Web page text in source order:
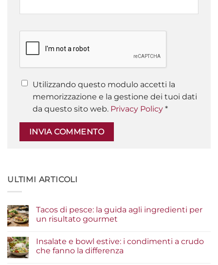
Utilizzando questo modulo accetti la
memorizzazione e la gestione dei tuoi dati
da questo sito web. Privacy Policy *
ULTIMI ARTICOLI
Tacos di pesce: la guida agli ingredienti per
un risultato gourmet
su
Tacos
di
Insalate e bowl estive: i condimenti a crudo
che fanno la differenza